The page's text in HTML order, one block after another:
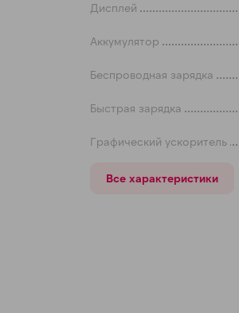
Дисплей
Аккумулятор
Беспроводная зарядка
Быстрая зарядка
Графический ускоритель
Все характеристики
% картой любого банка
Получайте товар
Оставшиеся75 % будут